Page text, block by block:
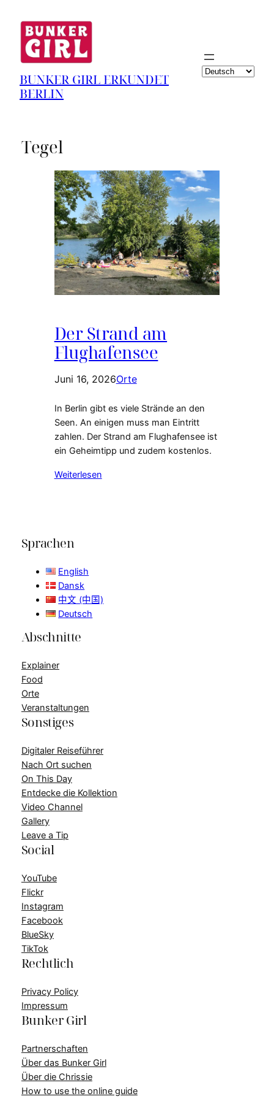
BUNKER GIRL ERKUNDET
BERLIN
Sprache
Tegel
Der Strand am
Flughafensee
Juni 16, 2026Orte
In Berlin gibt es viele Strände an den
Seen. An einigen muss man Eintritt
zahlen. Der Strand am Flughafensee ist
ein Geheimtipp und zudem kostenlos.
Weiterlesen
Sprachen
English
Dansk
中文 (中国)
Deutsch
Abschnitte
Explainer
Food
Orte
Veranstaltungen
Sonstiges
Digitaler Reiseführer
Nach Ort suchen
On This Day
Entdecke die Kollektion
Video Channel
Gallery
Leave a Tip
Social
YouTube
Flickr
Instagram
Facebook
BlueSky
TikTok
Rechtlich
Privacy Policy
Impressum
Bunker Girl
Partnerschaften
Über das Bunker Girl
Über die Chrissie
How to use the online guide